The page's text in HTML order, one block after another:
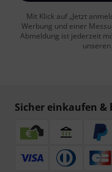
Mit Klick auf „Jetzt
Werbung und einer
Abmeldung ist jederzeit
unseren
Sicher einkaufen &